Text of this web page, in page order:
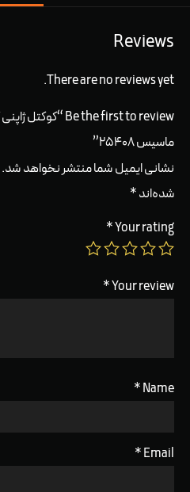
Reviews
There are no reviews yet.
ماسیس ۲۵۴۰۸”
نشانی ایمیل شما منتشر نخواهد شد.
شده‌اند*
Your rating
*
Your review
*
Name
*
Email
*